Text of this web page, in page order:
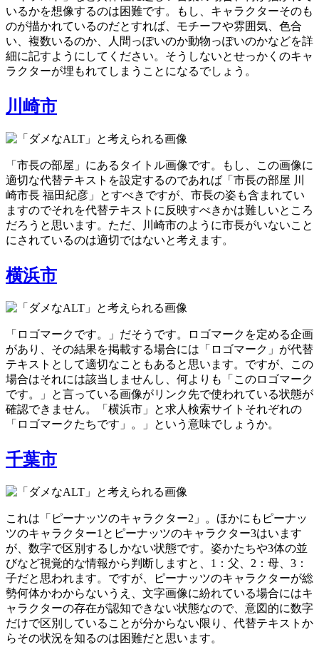
いるかを想像するのは困難です。もし、キャラクターそのも
のが描かれているのだとすれば、モチーフや雰囲気、色合
い、複数いるのか、人間っぽいのか動物っぽいのかなどを詳
細に記すようにしてください。そうしないとせっかくのキャ
ラクターが埋もれてしまうことになるでしょう。
川崎市
「市長の部屋」にあるタイトル画像です。もし、この画像に
適切な代替テキストを設定するのであれば「市長の部屋 川
崎市長 福田紀彦」とすべきですが、市長の姿も含まれてい
ますのでそれを代替テキストに反映すべきかは難しいところ
だろうと思います。ただ、川崎市のように市長がいないこと
にされているのは適切ではないと考えます。
横浜市
「ロゴマークです。」だそうです。ロゴマークを定める企画
があり、その結果を掲載する場合には「ロゴマーク」が代替
テキストとして適切なこともあると思います。ですが、この
場合はそれには該当しませんし、何よりも「このロゴマーク
です。」と言っている画像がリンク先で使われている状態が
確認できません。「横浜市」と求人検索サイトそれぞれの
「ロゴマークたちです」。」という意味でしょうか。
千葉市
これは「ピーナッツのキャラクター2」。ほかにもピーナッ
ツのキャラクター1とピーナッツのキャラクター3はいます
が、数字で区別するしかない状態です。姿かたちや3体の並
びなど視覚的な情報から判断しますと、1：父、2：母、3：
子だと思われます。ですが、ピーナッツのキャラクターが総
勢何体かわからないうえ、文字画像に紛れている場合にはキ
ャラクターの存在が認知できない状態なので、意図的に数字
だけで区別していることが分からない限り、代替テキストか
らその状況を知るのは困難だと思います。